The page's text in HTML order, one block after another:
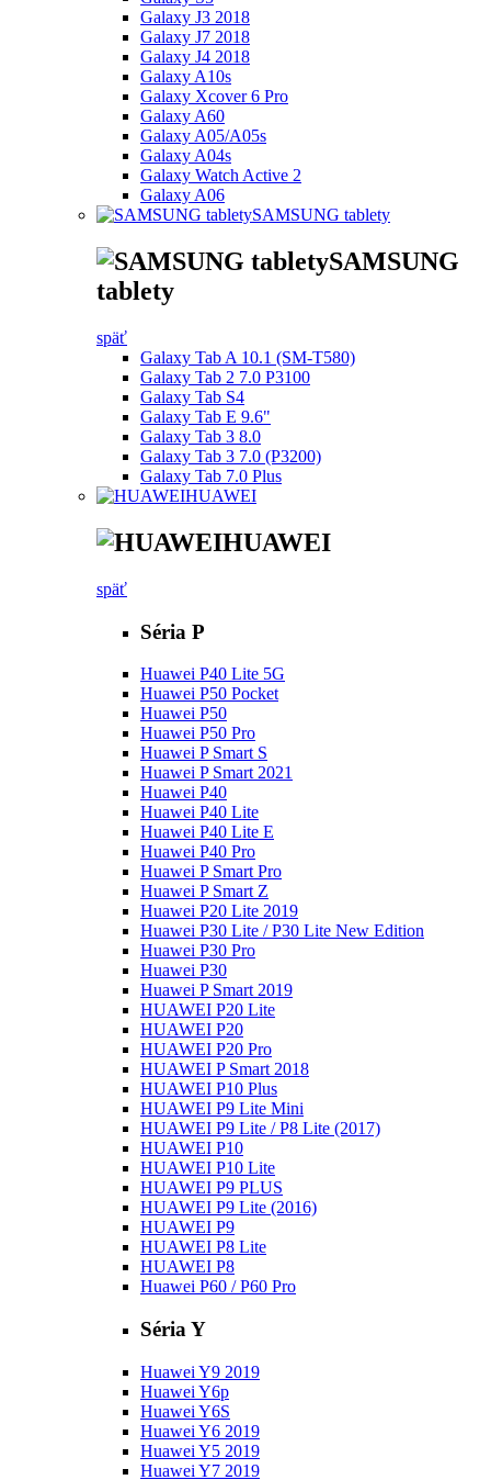
Galaxy J3 2018
Galaxy J7 2018
Galaxy J4 2018
Galaxy A10s
Galaxy Xcover 6 Pro
Galaxy A60
Galaxy A05/A05s
Galaxy A04s
Galaxy Watch Active 2
Galaxy A06
SAMSUNG tablety
SAMSUNG
tablety
späť
Galaxy Tab A 10.1 (SM-T580)
Galaxy Tab 2 7.0 P3100
Galaxy Tab S4
Galaxy Tab E 9.6"
Galaxy Tab 3 8.0
Galaxy Tab 3 7.0 (P3200)
Galaxy Tab 7.0 Plus
HUAWEI
HUAWEI
späť
Séria P
Huawei P40 Lite 5G
Huawei P50 Pocket
Huawei P50
Huawei P50 Pro
Huawei P Smart S
Huawei P Smart 2021
Huawei P40
Huawei P40 Lite
Huawei P40 Lite E
Huawei P40 Pro
Huawei P Smart Pro
Huawei P Smart Z
Huawei P20 Lite 2019
Huawei P30 Lite / P30 Lite New Edition
Huawei P30 Pro
Huawei P30
Huawei P Smart 2019
HUAWEI P20 Lite
HUAWEI P20
HUAWEI P20 Pro
HUAWEI P Smart 2018
HUAWEI P10 Plus
HUAWEI P9 Lite Mini
HUAWEI P9 Lite / P8 Lite (2017)
HUAWEI P10
HUAWEI P10 Lite
HUAWEI P9 PLUS
HUAWEI P9 Lite (2016)
HUAWEI P9
HUAWEI P8 Lite
HUAWEI P8
Huawei P60 / P60 Pro
Séria Y
Huawei Y9 2019
Huawei Y6p
Huawei Y6S
Huawei Y6 2019
Huawei Y5 2019
Huawei Y7 2019